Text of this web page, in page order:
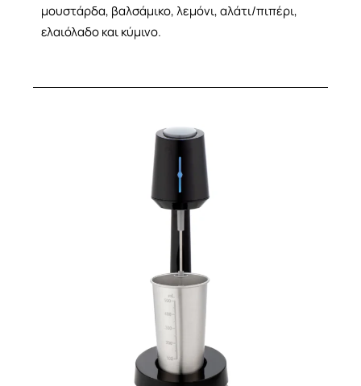
μουστάρδα, βαλσάμικο, λεμόνι, αλάτι/πιπέρι,
ελαιόλαδο και κύμινο.